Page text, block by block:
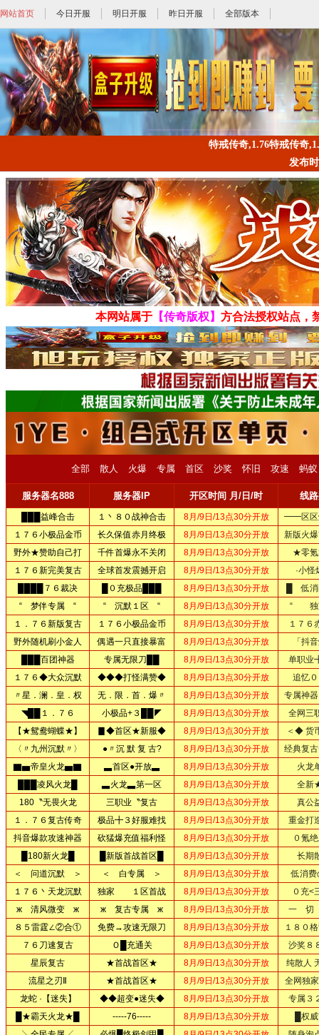
网站首页 今日开服 明日开服 昨日开服 全部版本
特戒传奇,1.76特戒传奇
发布